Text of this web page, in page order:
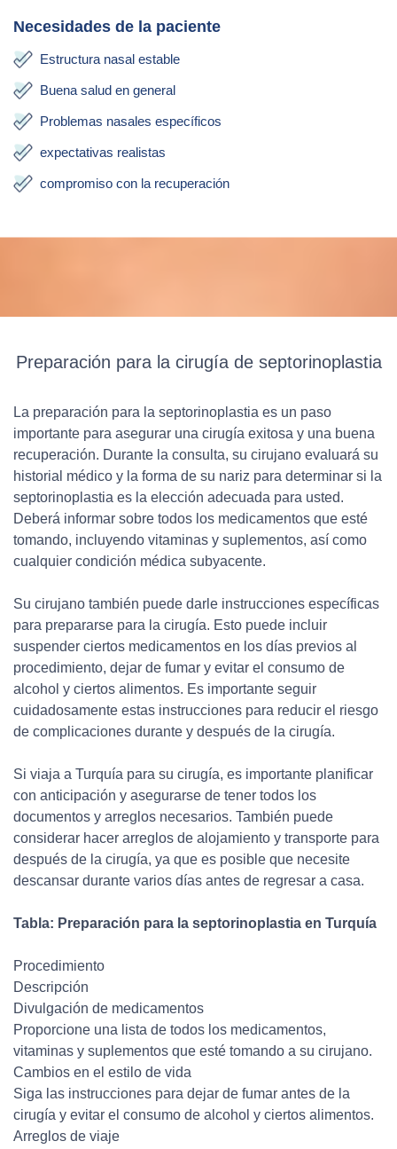
Necesidades de la paciente
Estructura nasal estable
Buena salud en general
Problemas nasales específicos
expectativas realistas
compromiso con la recuperación
Preparación para la cirugía de septorinoplastia
La preparación para la septorinoplastia es un paso
importante para asegurar una cirugía exitosa y una buena
recuperación. Durante la consulta, su cirujano evaluará su
historial médico y la forma de su nariz para determinar si la
septorinoplastia es la elección adecuada para usted.
Deberá informar sobre todos los medicamentos que esté
tomando, incluyendo vitaminas y suplementos, así como
cualquier condición médica subyacente.
Su cirujano también puede darle instrucciones específicas
para prepararse para la cirugía. Esto puede incluir
suspender ciertos medicamentos en los días previos al
procedimiento, dejar de fumar y evitar el consumo de
alcohol y ciertos alimentos. Es importante seguir
cuidadosamente estas instrucciones para reducir el riesgo
de complicaciones durante y después de la cirugía.
Si viaja a Turquía para su cirugía, es importante planificar
con anticipación y asegurarse de tener todos los
documentos y arreglos necesarios. También puede
considerar hacer arreglos de alojamiento y transporte para
después de la cirugía, ya que es posible que necesite
descansar durante varios días antes de regresar a casa.
Tabla: Preparación para la septorinoplastia en Turquía
Procedimiento
Descripción
Divulgación de medicamentos
Proporcione una lista de todos los medicamentos,
vitaminas y suplementos que esté tomando a su cirujano.
Cambios en el estilo de vida
Siga las instrucciones para dejar de fumar antes de la
cirugía y evitar el consumo de alcohol y ciertos alimentos.
Arreglos de viaje